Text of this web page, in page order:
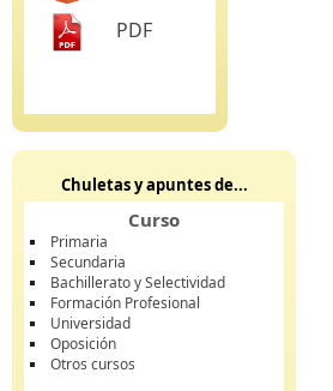
PDF
Chuletas y apuntes de...
Curso
Primaria
Secundaria
Bachillerato y Selectividad
Formación Profesional
Universidad
Oposición
Otros cursos